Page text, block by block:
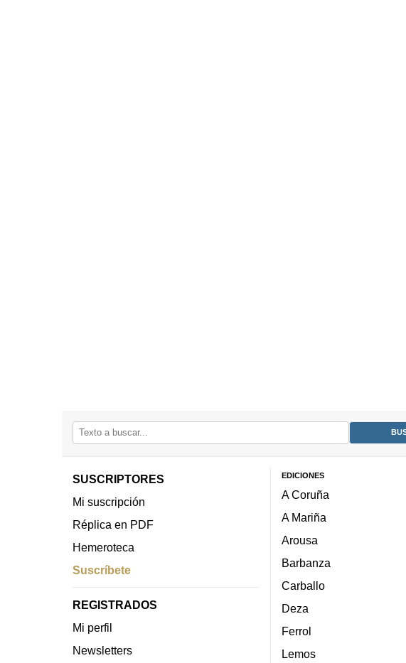
SUSCRIPTORES
Mi suscripción
Réplica en PDF
Hemeroteca
Suscríbete
REGISTRADOS
Mi perfil
Newsletters
EDICIONES
A Coruña
A Mariña
Arousa
Barbanza
Carballo
Deza
Ferrol
Lemos